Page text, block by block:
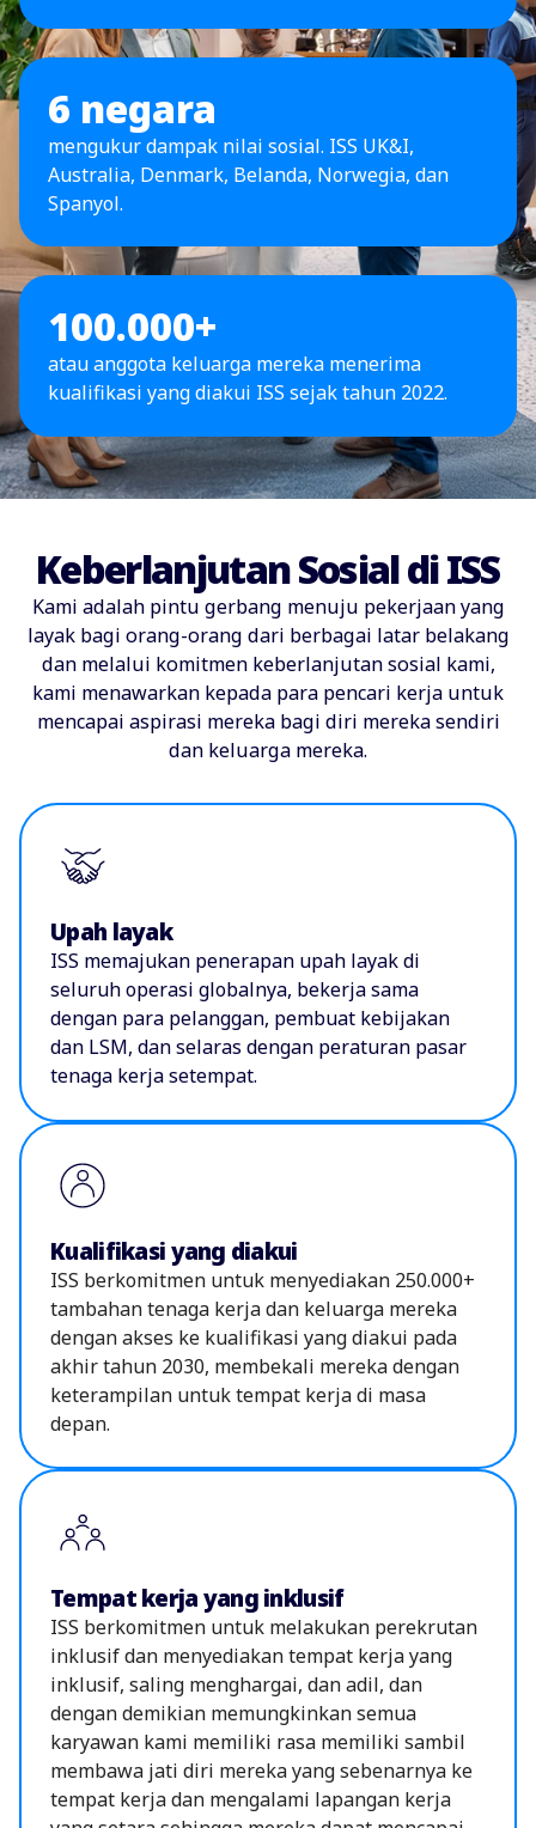
6 negara
mengukur dampak nilai sosial. ISS UK&I,
Australia, Denmark, Belanda, Norwegia, dan
Spanyol.
100.000+
atau anggota keluarga mereka menerima
kualifikasi yang diakui ISS sejak tahun 2022.
Keberlanjutan Sosial di ISS
Kami adalah pintu gerbang menuju pekerjaan yang
layak bagi orang-orang dari berbagai latar belakang
dan melalui komitmen keberlanjutan sosial kami,
kami menawarkan kepada para pencari kerja untuk
mencapai aspirasi mereka bagi diri mereka sendiri
dan keluarga mereka.
Upah layak
ISS memajukan penerapan upah layak di
seluruh operasi globalnya, bekerja sama
dengan para pelanggan, pembuat kebijakan
dan LSM, dan selaras dengan peraturan pasar
tenaga kerja setempat.
Kualifikasi yang diakui
ISS berkomitmen untuk menyediakan 250.000+
tambahan tenaga kerja dan keluarga mereka
dengan akses ke kualifikasi yang diakui pada
akhir tahun 2030, membekali mereka dengan
keterampilan untuk tempat kerja di masa
depan.
Tempat kerja yang inklusif
ISS berkomitmen untuk melakukan perekrutan
inklusif dan menyediakan tempat kerja yang
inklusif, saling menghargai, dan adil, dan
dengan demikian memungkinkan semua
karyawan kami memiliki rasa memiliki sambil
membawa jati diri mereka yang sebenarnya ke
tempat kerja dan mengalami lapangan kerja